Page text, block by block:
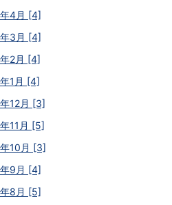
4月 [4]
3月 [4]
2月 [4]
1月 [4]
12月 [3]
11月 [5]
10月 [3]
9月 [4]
8月 [5]